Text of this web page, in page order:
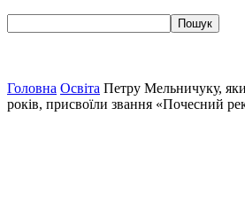
Головна Освіта Петру Мельничуку,
років, присвоїли звання «Почесний